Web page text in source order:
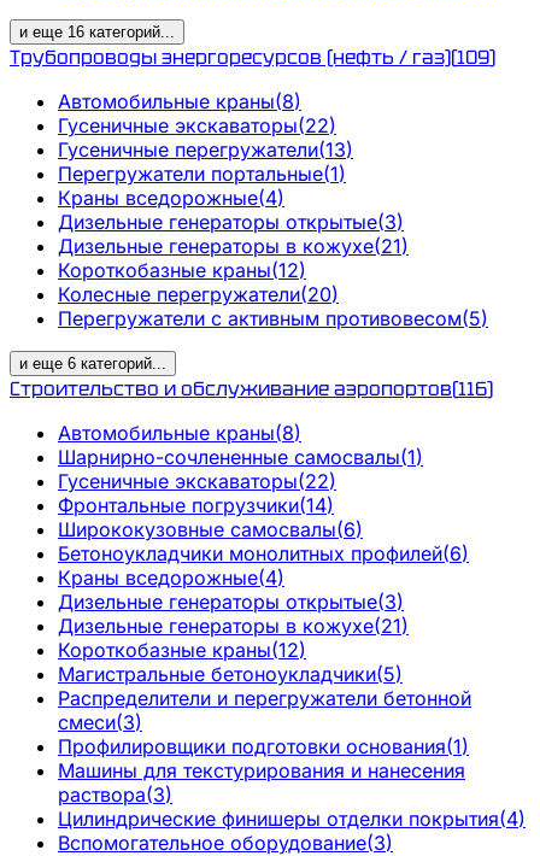
и еще 16 категорий...
Трубопроводы энергоресурсов (нефть / газ)(109)
Автомобильные краны(8)
Гусеничные экскаваторы(22)
Гусеничные перегружатели(13)
Перегружатели портальные(1)
Краны вседорожные(4)
Дизельные генераторы открытые(3)
Дизельные генераторы в кожухе(21)
Короткобазные краны(12)
Колесные перегружатели(20)
Перегружатели с активным противовесом(5)
и еще 6 категорий...
Строительство и обслуживание аэропортов(116)
Автомобильные краны(8)
Шарнирно-сочлененные самосвалы(1)
Гусеничные экскаваторы(22)
Фронтальные погрузчики(14)
Ширококузовные самосвалы(6)
Бетоноукладчики монолитных профилей(6)
Краны вседорожные(4)
Дизельные генераторы открытые(3)
Дизельные генераторы в кожухе(21)
Короткобазные краны(12)
Магистральные бетоноукладчики(5)
Распределители и перегружатели бетонной
смеси(3)
Профилировщики подготовки основания(1)
Машины для текстурирования и нанесения
раствора(3)
Цилиндрические финишеры отделки покрытия(4)
Вспомогательное оборудование(3)